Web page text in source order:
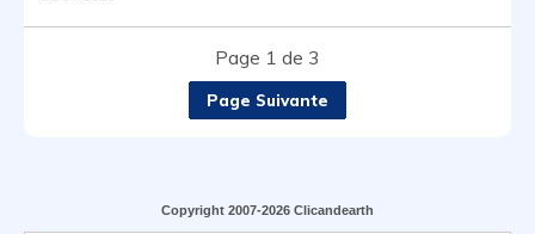
Page 1 de 3
Page Suivante
Copyright 2007-2026 Clicandearth